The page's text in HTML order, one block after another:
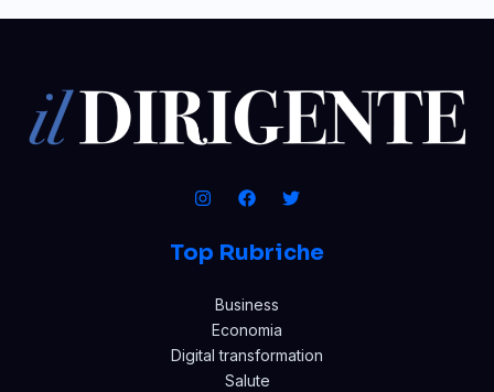
Top Rubriche
Business
Economia
Digital transformation
Salute